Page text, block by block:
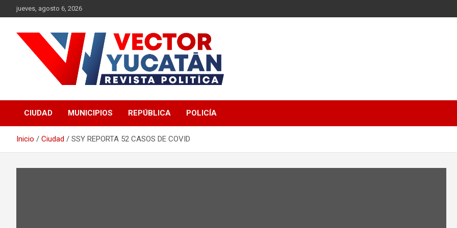
Saltar
al
jueves, agosto 6, 2026
Vector Yucatán
CIUDAD MUNICIPIOS REPÚBLICA POLICÍA
Inicio Ciudad SSY REPORTA 52 CASOS DE COVID